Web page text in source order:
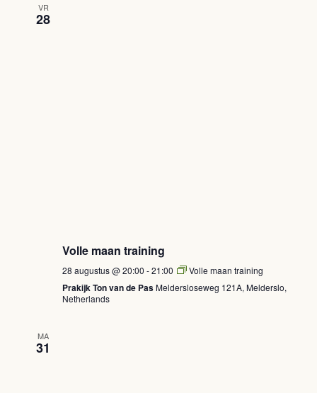
VR
28
Volle maan training
28 augustus @ 20:00 -21:00 Volle maan training
Prakijk Ton van de PasMeldersloseweg 121A, Melderslo,
Netherlands
MA
31